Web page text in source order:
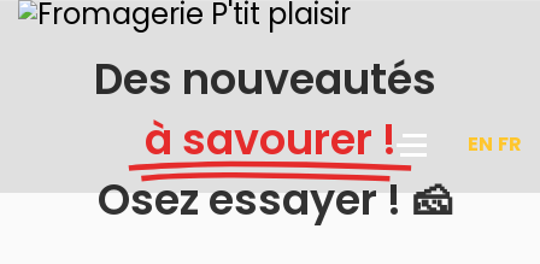
EN FR
Fromagerie P'tit Plaisir
Des nouveautés
à savourer !
Osez essayer ! 🧀